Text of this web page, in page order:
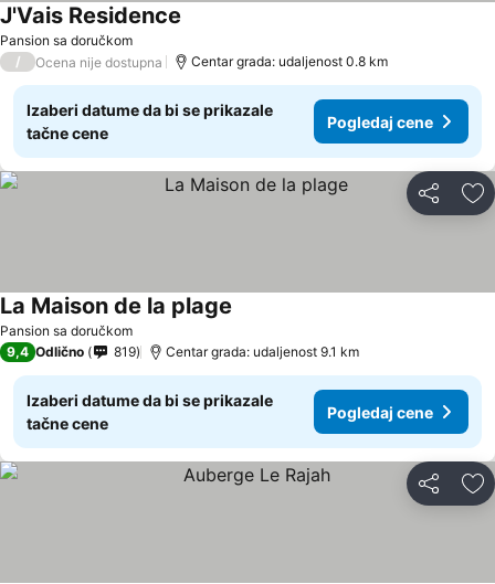
Pansion sa doručkom
J'Vais Residence
/ Ocena nije dostupna Centar grada: udaljenost 0.8 km
Izaberi datume da bi se prikazale
tačne cene
Pogledaj cene
Deli
Pansion sa doručkom
La Maison de la plage
9,4 Odlično 819 Centar grada: udaljenost 9.1 km
Izaberi datume da bi se prikazale
tačne cene
Pogledaj cene
Deli